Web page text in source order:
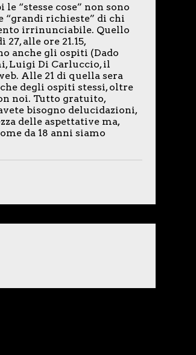
“stesse cose” non sono
“grandi richieste” di chi
irrinunciabile. Quello
alle ore 21.15,
anche gli ospiti (Dado
Luigi Di Carluccio, il
Alle 21 di quella sera
degli ospiti stessi, oltre
noi. Tutto gratuito,
bisogno delucidazioni,
delle aspettative ma,
da 18 anni siamo